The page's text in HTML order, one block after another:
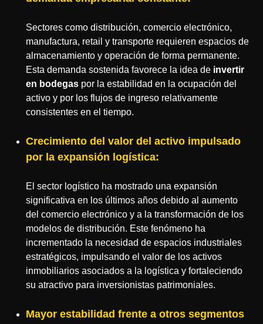
Sectores como distribución, comercio electrónico,
manufactura, retail y transporte requieren espacios de
almacenamiento y operación de forma permanente.
Esta demanda sostenida favorece la idea de invertir
en bodegas por la estabilidad en la ocupación del
activo y por los flujos de ingreso relativamente
consistentes en el tiempo.
Crecimiento del valor del activo impulsado
por la expansión logística:
El sector logístico ha mostrado una expansión
significativa en los últimos años debido al aumento
del comercio electrónico y a la transformación de los
modelos de distribución. Este fenómeno ha
incrementado la necesidad de espacios industriales
estratégicos, impulsando el valor de los activos
inmobiliarios asociados a la logística y fortaleciendo
su atractivo para inversionistas patrimoniales.
Mayor estabilidad frente a otros segmentos